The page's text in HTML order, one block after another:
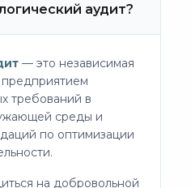
аудит?
— это независимая
требований в
среды и
по оптимизации
на добровольной